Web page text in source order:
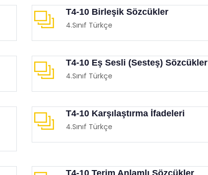
T4-10 Birleşik Sözcükler
4.Sınıf Türkçe
T4-10 Eş Sesli (Sesteş) Sözcükler
4.Sınıf Türkçe
T4-10 Karşılaştırma İfadeleri
4.Sınıf Türkçe
T4-10 Terim Anlamlı Sözcükler